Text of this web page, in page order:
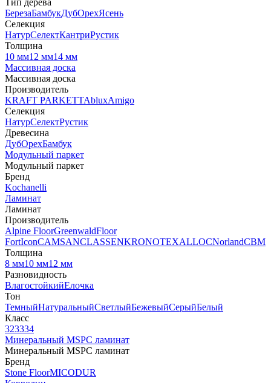
Тип дерева
БерезаБамбукДубОрехЯсень
Селекция
НатурСелектКантриРустик
Толщина
10 мм12 мм14 мм
Массивная доска
Массивная доска
Производитель
KRAFT PARKETTAbluxAmigo
Селекция
НатурСелектРустик
Древесина
ДубОрехБамбук
Модульный паркет
Модульный паркет
Бренд
Kochanelli
Ламинат
Ламинат
Производитель
Alpine FloorGreenwaldFloor
FortIconCAMSANCLASSENKRONOTEXALLOCNorlandCBM
Толщина
8 мм10 мм12 мм
Разновидность
ВлагостойкийЕлочка
Тон
ТемныйНатуральныйСветлыйБежевыйСерыйБелый
Класс
323334
Минеральный MSPC ламинат
Минеральный MSPC ламинат
Бренд
Stone FloorMICODUR